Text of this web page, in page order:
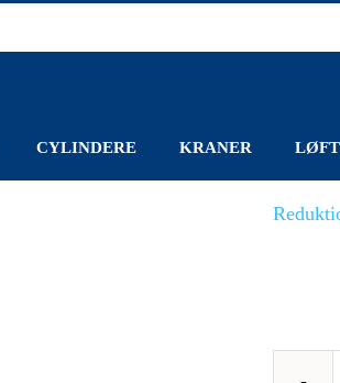
CYLINDERE KRANER